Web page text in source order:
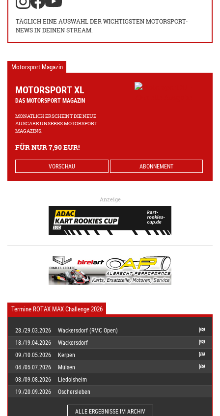
TÄGLICH EINE AUSWAHL DER WICHTIGSTEN MOTORSPORT-
NEWS IN DEINEN STREAM.
Motorsport Magazin
MOTORSPORT XL
DAS MOTORSPORT MAGAZIN
MONATLICH ERSCHEINT DIE NEUE
AUSGABE UNSERES MOTORSPORT
MAGAZINS.
FÜR NUR 7,90 EUR!
VORSCHAU ABONNEMENT
Anzeige
Termine ROTAX MAX Challenge 2026
28./29.03.2026
Wackersdorf (RMC Open)
18./19.04.2026
Wackersdorf
09./10.05.2026
Kerpen
04./05.07.2026
Mülsen
08./09.08.2026
Liedolsheim
19./20.09.2026
Oschersleben
ALLE ERGEBNISSE IM ARCHIV